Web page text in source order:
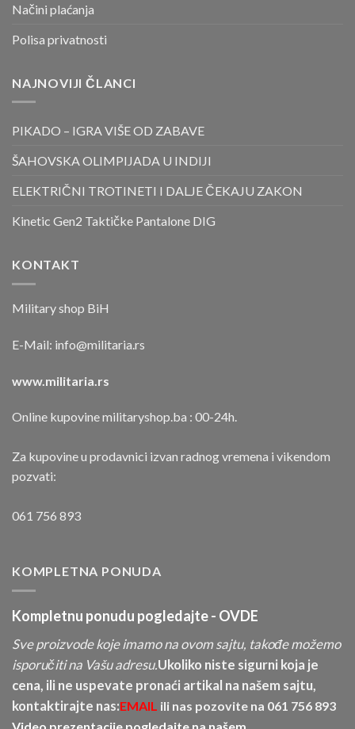
Načini plaćanja
Polisa privatnosti
NAJNOVIJI ČLANCI
PIKADO – IGRA VIŠE OD ZABAVE
ŠAHOVSKA OLIMPIJADA U INDIJI
ELEKTRIČNI TROTINETI I DALJE ČEKAJU ZAKON
Kinetic Gen2 Taktičke Pantalone DIG
KONTAKT
Military shop BiH
E-Mail: info@militaria.rs
www.militaria.rs
Online kupovine militaryshop.ba : 00-24h.
Za kupovine u prodavnici izvan radnog vremena i vikendom
pozvati:
061 756 893
KOMPLETNA PONUDA
Kompletnu ponudu pogledajte - OVDE
Sve proizvode koje imamo na ovom sajtu, takođe možemo
isporučiti na Vašu adresu.Ukoliko niste sigurni koja je
cena, ili ne uspevate pronaći artikal na našem sajtu,
kontaktirajte nas:EMAIL ili nas pozovite na 061 756 893
Video prezentacije pogledajte na našem